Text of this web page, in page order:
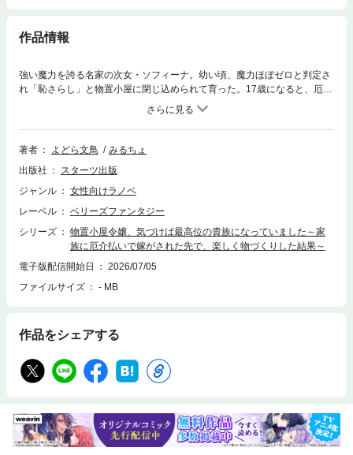
作品情報
強い魔力を誇る名家の次女・ソフィーナ。幼い頃、魔力ほぼゼロと判定さ
れ「恥さらし」と物置小屋に閉じ込められて育った。17歳になると、厄介
払いのため“落ちこぼれ”男爵令息に嫁がされるが――実は将来に備えコツ
コツ魔力を鍛えていたソフィーナは大喜び！ さらに令息は予想外にも紳
士で、夢に見た楽しい生活がスタート。ある日、彼が開発中の道具に何気
なく魔力を使ってみると、生活を劇的に改善する発明品に。売り出した途
めた国王からどんどん叙勲され、爵位は気づけば実家を超えていて…？
著者 よどら文鳥
みるちょ
出版社
スターツ出版
ジャンル
女性向けラノベ
レーベル
ベリーズファンタジー
シリーズ
物置小屋令嬢、気づけば最高位の貴族になっていました～家
族に厄介払いで嫁がされた先で、楽しく物づくりした結果～
電子版配信開始日
2026/07/05
ファイルサイズ
- MB
作品をシェアする